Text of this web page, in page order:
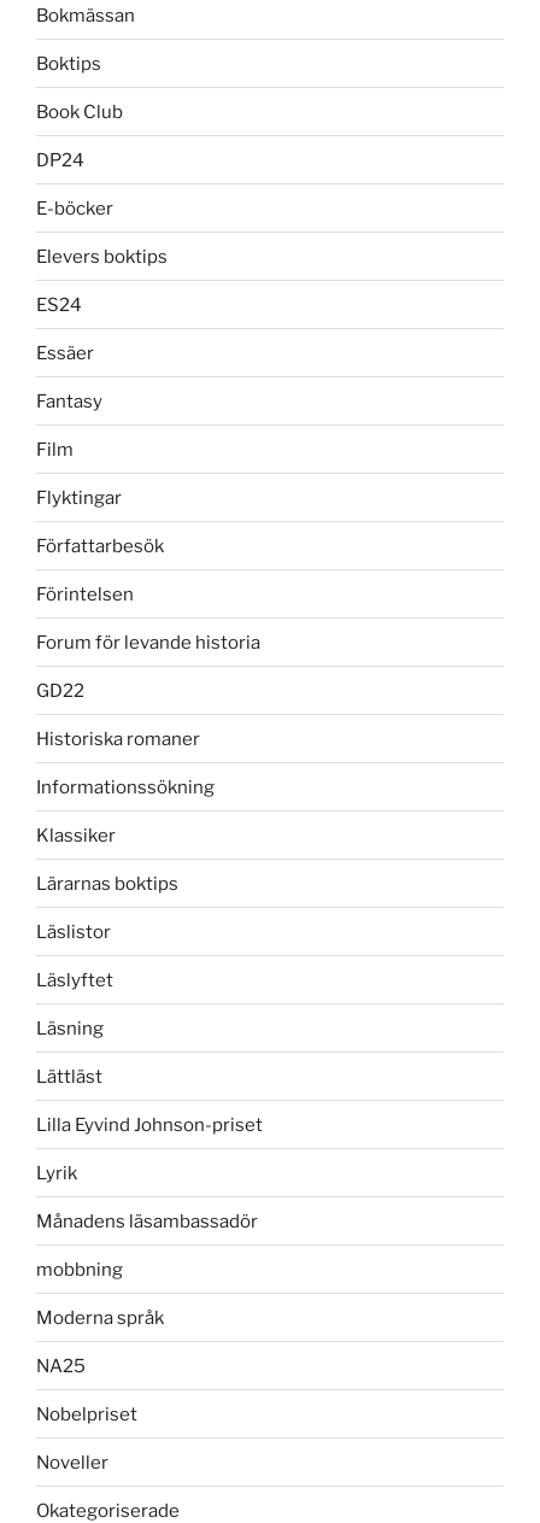
Bokmässan
Boktips
Book Club
DP24
E-böcker
Elevers boktips
ES24
Essäer
Fantasy
Film
Flyktingar
Författarbesök
Förintelsen
Forum för levande historia
GD22
Historiska romaner
Informationssökning
Klassiker
Lärarnas boktips
Läslistor
Läslyftet
Läsning
Lättläst
Lilla Eyvind Johnson-priset
Lyrik
Månadens läsambassadör
mobbning
Moderna språk
NA25
Nobelpriset
Noveller
Okategoriserade